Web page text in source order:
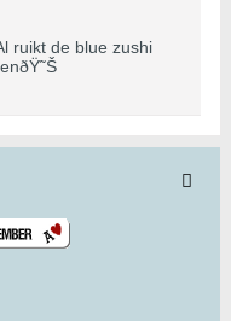
ruikt de blue zushi